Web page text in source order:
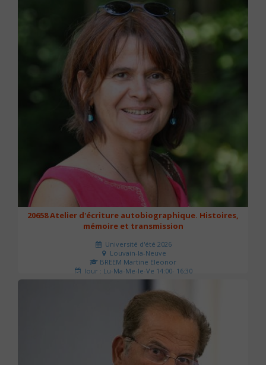
20658 Atelier d'écriture autobiographique. Histoires,
mémoire et transmission
Université d'été 2026
Louvain-la-Neuve
BREEM Martine Eleonor
Jour : Lu-Ma-Me-Je-Ve 14:00- 16:30
Nombre de séances : 3